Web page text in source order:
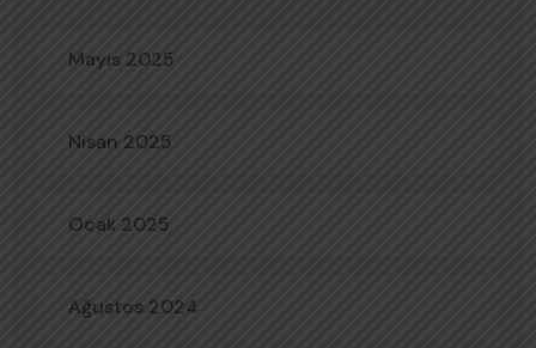
Mayıs 2025
Nisan 2025
Ocak 2025
Ağustos 2024